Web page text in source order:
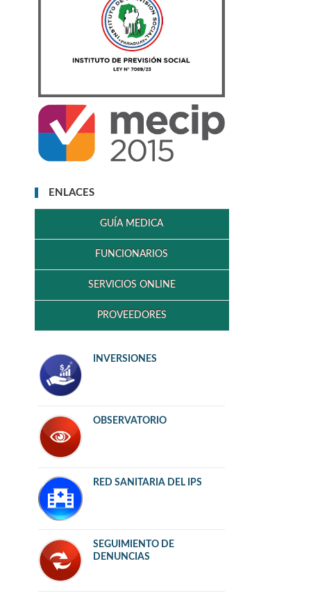
ENLACES
GUÍA MEDICA
FUNCIONARIOS
SERVICIOS ONLINE
PROVEEDORES
INVERSIONES
OBSERVATORIO
RED SANITARIA DEL IPS
SEGUIMIENTO DE
DENUNCIAS